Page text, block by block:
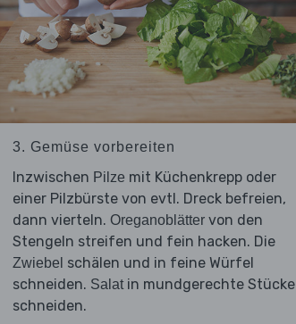
3. Gemüse vorbereiten
Inzwischen Pilze mit Küchenkrepp oder
einer Pilzbürste von evtl. Dreck befreien,
dann vierteln. Oreganoblätter von den
Stengeln streifen und fein hacken. Die
Zwiebel schälen und in feine Würfel
schneiden. Salat in mundgerechte Stücke
schneiden.